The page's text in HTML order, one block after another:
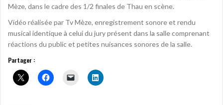
Mèze, dans le cadre des 1/2 finales de Thau en scène.
Vidéo réalisée par Tv Mèze, enregistrement sonore et rendu
musical identique à celui du jury présent dans la salle comprenant
réactions du public et petites nuisances sonores de la salle.
Partager :